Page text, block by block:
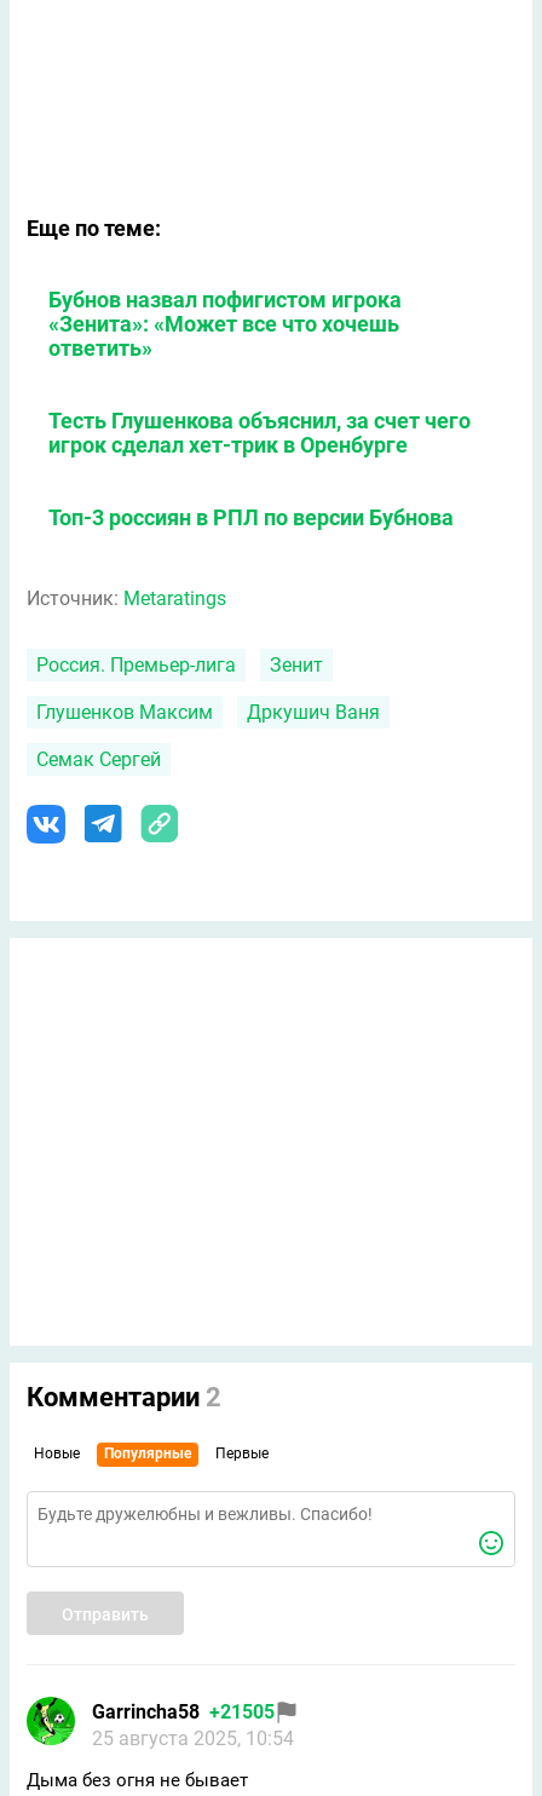
Еще по теме:
Бубнов назвал пофигистом игрока
«Зенита»: «Может всe что хочешь
ответить»
Тесть Глушенкова объяснил, за счет чего
игрок сделал хет-трик в Оренбурге
Топ-3 россиян в РПЛ по версии Бубнова
Источник: Metaratings
Россия. Премьер-лига Зенит
Глушенков Максим Дркушич Ваня
Семак Сергей
Комментарии 2
Новые Популярные Первые
Отправить
Garrincha58 +21505
25 августа 2025, 10:54
Дыма без огня не бывает